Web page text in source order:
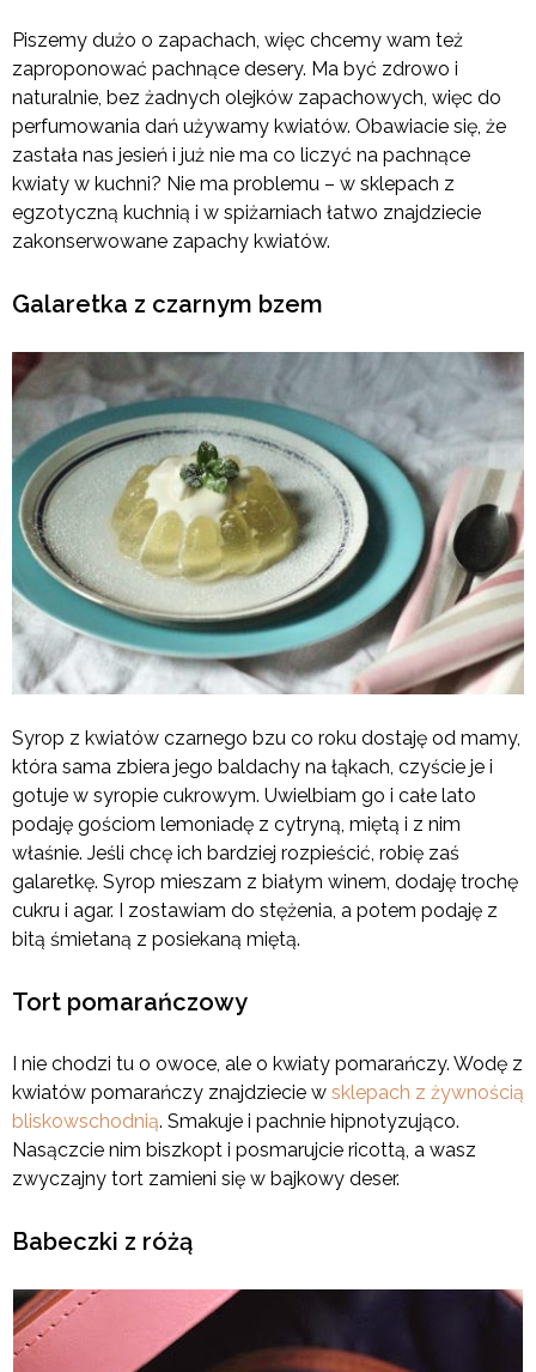
Piszemy dużo o zapachach, więc chcemy wam też
zaproponować pachnące desery. Ma być zdrowo i
naturalnie, bez żadnych olejków zapachowych, więc do
perfumowania dań używamy kwiatów. Obawiacie się, że
zastała nas jesień i już nie ma co liczyć na pachnące
kwiaty w kuchni? Nie ma problemu – w sklepach z
egzotyczną kuchnią i w spiżarniach łatwo znajdziecie
zakonserwowane zapachy kwiatów.
Galaretka z czarnym bzem
Syrop z kwiatów czarnego bzu co roku dostaję od mamy,
która sama zbiera jego baldachy na łąkach, czyście je i
gotuje w syropie cukrowym. Uwielbiam go i całe lato
podaję gościom lemoniadę z cytryną, miętą i z nim
właśnie. Jeśli chcę ich bardziej rozpieścić, robię zaś
galaretkę. Syrop mieszam z białym winem, dodaję trochę
cukru i agar. I zostawiam do stężenia, a potem podaję z
bitą śmietaną z posiekaną miętą.
Tort pomarańczowy
I nie chodzi tu o owoce, ale o kwiaty pomarańczy. Wodę z
kwiatów pomarańczy znajdziecie w sklepach z żywnością
bliskowschodnią. Smakuje i pachnie hipnotyzująco.
Nasączcie nim biszkopt i posmarujcie ricottą, a wasz
zwyczajny tort zamieni się w bajkowy deser.
Babeczki z różą